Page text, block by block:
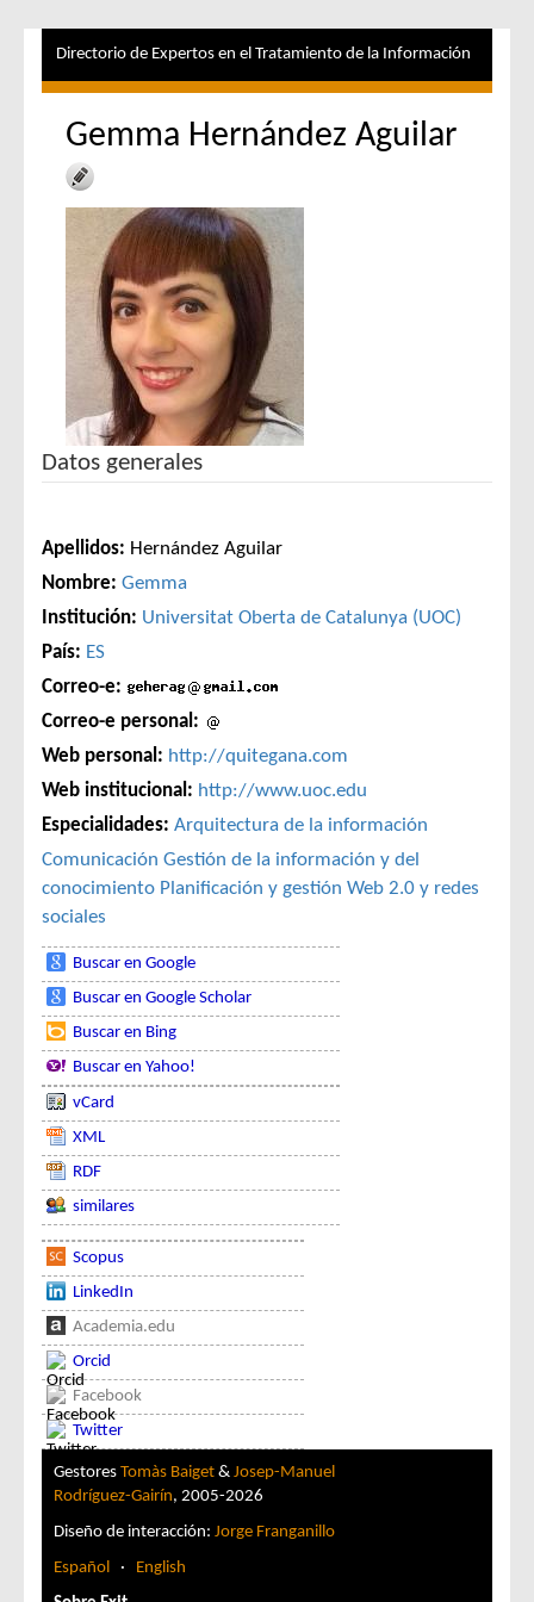
Directorio de Expertos en el Tratamiento de la Información
Gemma Hernández Aguilar
Datos generales
Apellidos: Hernández Aguilar
Nombre: Gemma
Institución: Universitat Oberta de Catalunya (UOC)
País: ES
Correo-e:
Correo-e personal:
Web personal: http://quitegana.com
Web institucional: http://www.uoc.edu
Especialidades: Arquitectura de la información
Comunicación Gestión de la información y del
conocimiento Planificación y gestión Web 2.0 y redes
sociales
Buscar en Google
Buscar en Google Scholar
Buscar en Bing
Buscar en Yahoo!
vCard
XML
RDF
similares
Scopus
LinkedIn
Academia.edu
Orcid
Facebook
Twitter
Gestores Tomàs Baiget & Josep-Manuel
Rodríguez-Gairín, 2005-2026
Diseño de interacción: Jorge Franganillo
Español · English